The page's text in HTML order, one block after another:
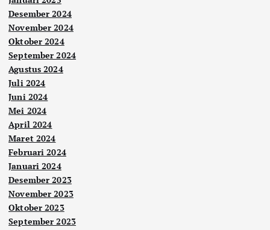
Desember 2024
November 2024
Oktober 2024
September 2024
Agustus 2024
Juli 2024
Juni 2024
Mei 2024
April 2024
Maret 2024
Februari 2024
Januari 2024
Desember 2023
November 2023
Oktober 2023
September 2023